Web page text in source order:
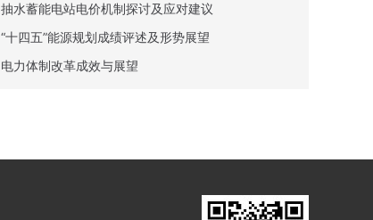
抽水蓄能电站电价机制探讨及应对建议
“十四五”能源规划成绩评述及形势展望
电力体制改革成效与展望